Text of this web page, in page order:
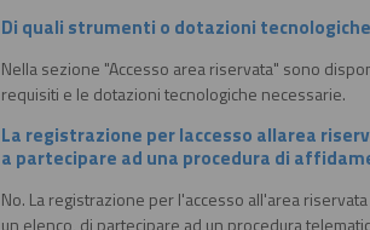
Di quali strumenti o dotazioni
Nella sezione "Accesso area riservata" sono
requisiti e le dotazioni tecnologiche necessarie.
La registrazione per laccesso allarea
a partecipare ad una procedura di
No. La registrazione per l'accesso all'area
un elenco, di partecipare ad un procedura